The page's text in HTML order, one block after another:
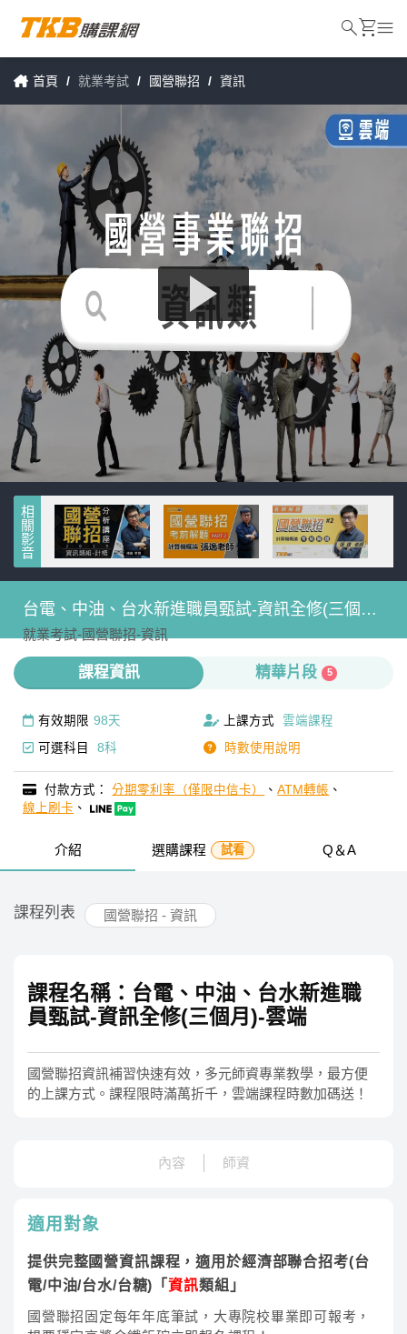
首頁 / 就業考試 / 國營聯招 / 資訊
台電、中油、台水新進職員甄試-資訊全修(三個
月)-雲端
就業考試-國營聯招-資訊
課程資訊 精華片段 5
有效期限 98天 上課方式
雲端課程
可選科目
8科 時數使用說明
付款方式：分期零利率（僅限中信卡） 、ATM轉帳 、
線上刷卡 、
相關影音
介紹 選購課程 試看 Q＆A
課程列表 國營聯招 - 資訊
課程名稱：台電、中油、台水新進職
員甄試-資訊全修(三個月)-雲端
國營聯招資訊補習快速有效，多元師資專業教學，最方便
的上課方式。課程限時滿萬折千，雲端課程時數加碼送！
內容 師資
適用對象
提供完整國營資訊課程，適用於經濟部聯合招考(台
電/中油/台水/台糖)「資訊類組」
國營聯招固定每年年底筆試，大專院校畢業即可報考，
searchshopping_cartmenu